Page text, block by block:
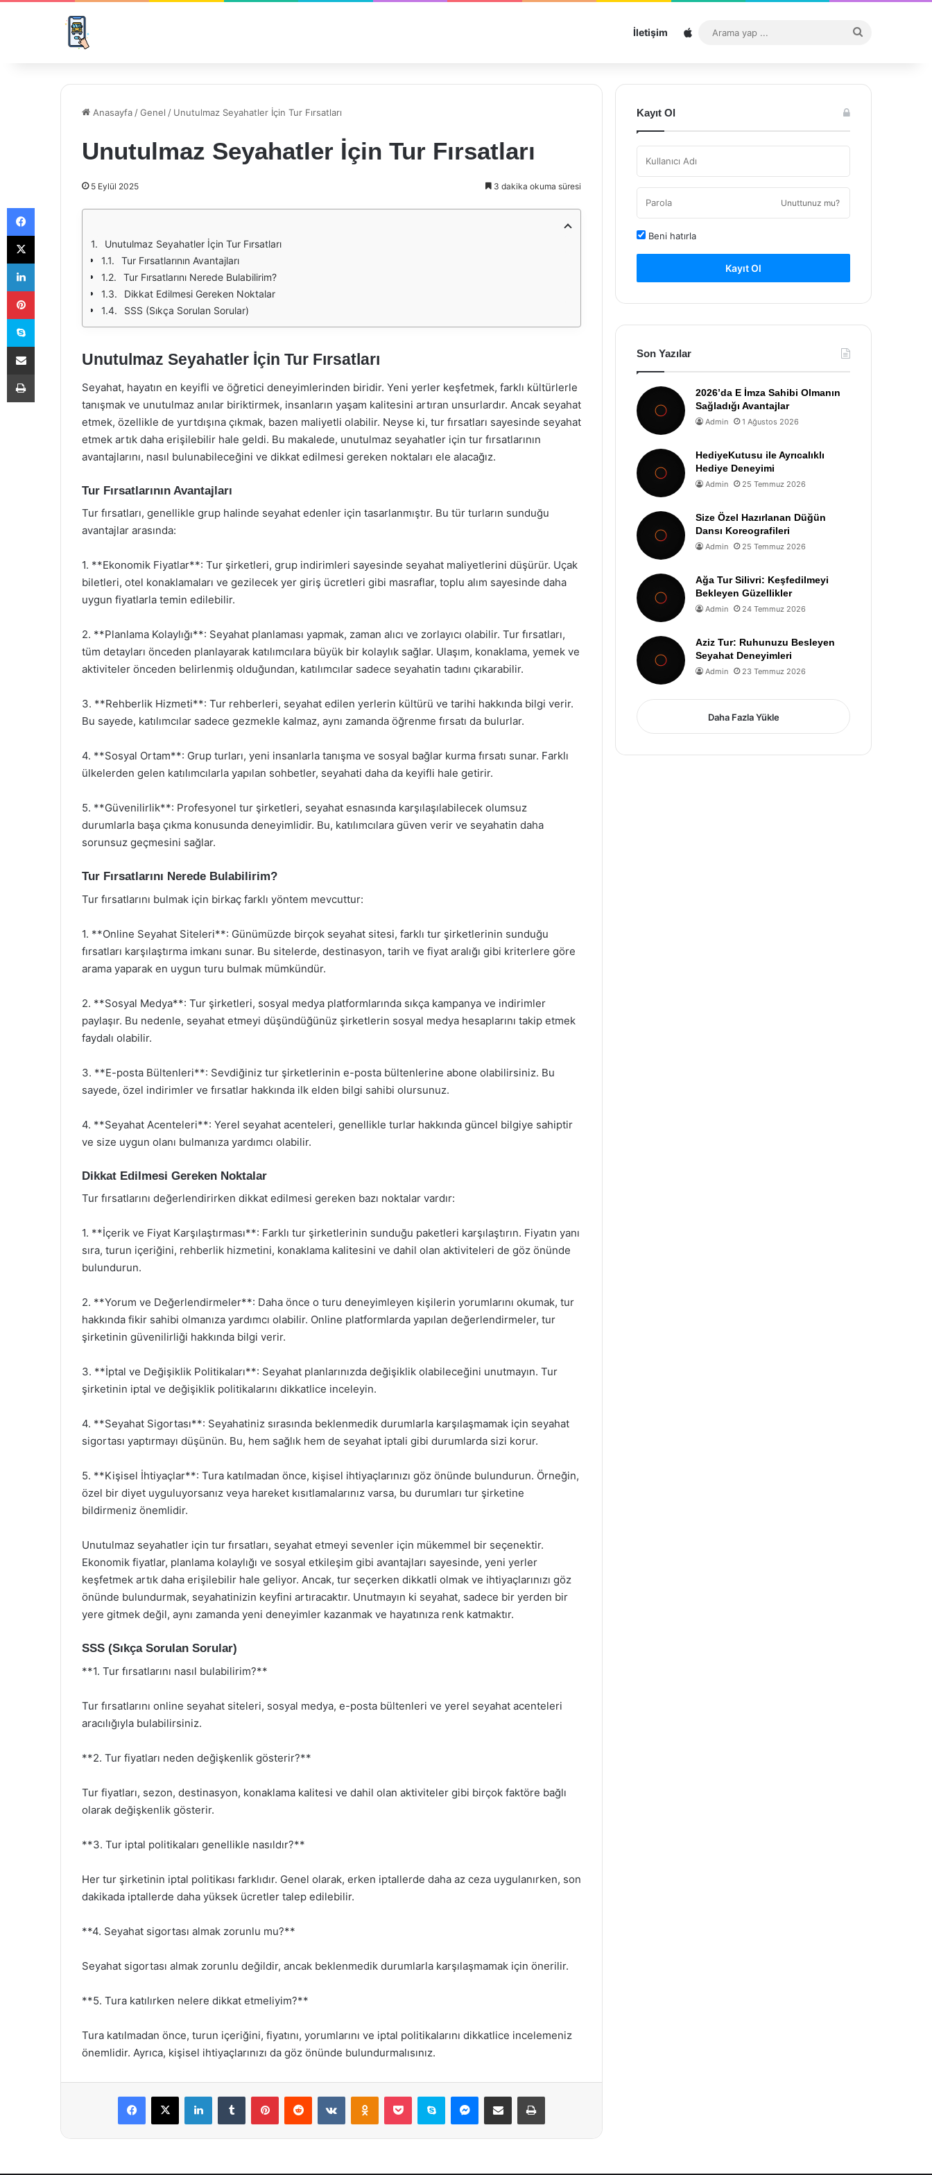
İletişim Sitemap
...
Anasayfa /Genel / Unutulmaz Seyahatler İçin Tur Fırsatları
Unutulmaz Seyahatler İçin Tur Fırsatları
5 Eylül 2025 3 dakika okuma süresi
Unutulmaz Seyahatler İçin Tur Fırsatları
Tur Fırsatlarının Avantajları
Tur Fırsatlarını Nerede Bulabilirim?
Dikkat Edilmesi Gereken Noktalar
SSS (Sıkça Sorulan Sorular)
Unutulmaz Seyahatler İçin Tur Fırsatları
Seyahat, hayatın en keyifli ve öğretici deneyimlerinden biridir. Yeni yerler keşfetmek, farklı kültürlerle
tanışmak ve unutulmaz anılar biriktirmek, insanların yaşam kalitesini artıran unsurlardır. Ancak seyahat
etmek, özellikle de yurtdışına çıkmak, bazen maliyetli olabilir. Neyse ki, tur fırsatları sayesinde seyahat
etmek artık daha erişilebilir hale geldi. Bu makalede, unutulmaz seyahatler için tur fırsatlarının
avantajlarını, nasıl bulunabileceğini ve dikkat edilmesi gereken noktaları ele alacağız.
Tur Fırsatlarının Avantajları
Tur fırsatları, genellikle grup halinde seyahat edenler için tasarlanmıştır. Bu tür turların sunduğu
avantajlar arasında:
1. **Ekonomik Fiyatlar**: Tur şirketleri, grup indirimleri sayesinde seyahat maliyetlerini düşürür. Uçak
biletleri, otel konaklamaları ve gezilecek yer giriş ücretleri gibi masraflar, toplu alım sayesinde daha
uygun fiyatlarla temin edilebilir.
2. **Planlama Kolaylığı**: Seyahat planlaması yapmak, zaman alıcı ve zorlayıcı olabilir. Tur fırsatları,
tüm detayları önceden planlayarak katılımcılara büyük bir kolaylık sağlar. Ulaşım, konaklama, yemek ve
aktiviteler önceden belirlenmiş olduğundan, katılımcılar sadece seyahatin tadını çıkarabilir.
3. **Rehberlik Hizmeti**: Tur rehberleri, seyahat edilen yerlerin kültürü ve tarihi hakkında bilgi verir.
Bu sayede, katılımcılar sadece gezmekle kalmaz, aynı zamanda öğrenme fırsatı da bulurlar.
4. **Sosyal Ortam**: Grup turları, yeni insanlarla tanışma ve sosyal bağlar kurma fırsatı sunar. Farklı
ülkelerden gelen katılımcılarla yapılan sohbetler, seyahati daha da keyifli hale getirir.
5. **Güvenilirlik**: Profesyonel tur şirketleri, seyahat esnasında karşılaşılabilecek olumsuz
durumlarla başa çıkma konusunda deneyimlidir. Bu, katılımcılara güven verir ve seyahatin daha
sorunsuz geçmesini sağlar.
Tur Fırsatlarını Nerede Bulabilirim?
Tur fırsatlarını bulmak için birkaç farklı yöntem mevcuttur:
1. **Online Seyahat Siteleri**: Günümüzde birçok seyahat sitesi, farklı tur şirketlerinin sunduğu
fırsatları karşılaştırma imkanı sunar. Bu sitelerde, destinasyon, tarih ve fiyat aralığı gibi kriterlere göre
arama yaparak en uygun turu bulmak mümkündür.
2. **Sosyal Medya**: Tur şirketleri, sosyal medya platformlarında sıkça kampanya ve indirimler
paylaşır. Bu nedenle, seyahat etmeyi düşündüğünüz şirketlerin sosyal medya hesaplarını takip etmek
faydalı olabilir.
3. **E-posta Bültenleri**: Sevdiğiniz tur şirketlerinin e-posta bültenlerine abone olabilirsiniz. Bu
sayede, özel indirimler ve fırsatlar hakkında ilk elden bilgi sahibi olursunuz.
4. **Seyahat Acenteleri**: Yerel seyahat acenteleri, genellikle turlar hakkında güncel bilgiye sahiptir
ve size uygun olanı bulmanıza yardımcı olabilir.
Dikkat Edilmesi Gereken Noktalar
Tur fırsatlarını değerlendirirken dikkat edilmesi gereken bazı noktalar vardır:
1. **İçerik ve Fiyat Karşılaştırması**: Farklı tur şirketlerinin sunduğu paketleri karşılaştırın. Fiyatın yanı
sıra, turun içeriğini, rehberlik hizmetini, konaklama kalitesini ve dahil olan aktiviteleri de göz önünde
bulundurun.
2. **Yorum ve Değerlendirmeler**: Daha önce o turu deneyimleyen kişilerin yorumlarını okumak, tur
hakkında fikir sahibi olmanıza yardımcı olabilir. Online platformlarda yapılan değerlendirmeler, tur
şirketinin güvenilirliği hakkında bilgi verir.
3. **İptal ve Değişiklik Politikaları**: Seyahat planlarınızda değişiklik olabileceğini unutmayın. Tur
şirketinin iptal ve değişiklik politikalarını dikkatlice inceleyin.
4. **Seyahat Sigortası**: Seyahatiniz sırasında beklenmedik durumlarla karşılaşmamak için seyahat
sigortası yaptırmayı düşünün. Bu, hem sağlık hem de seyahat iptali gibi durumlarda sizi korur.
5. **Kişisel İhtiyaçlar**: Tura katılmadan önce, kişisel ihtiyaçlarınızı göz önünde bulundurun. Örneğin,
özel bir diyet uyguluyorsanız veya hareket kısıtlamalarınız varsa, bu durumları tur şirketine
bildirmeniz önemlidir.
Unutulmaz seyahatler için tur fırsatları, seyahat etmeyi sevenler için mükemmel bir seçenektir.
Ekonomik fiyatlar, planlama kolaylığı ve sosyal etkileşim gibi avantajları sayesinde, yeni yerler
keşfetmek artık daha erişilebilir hale geliyor. Ancak, tur seçerken dikkatli olmak ve ihtiyaçlarınızı göz
önünde bulundurmak, seyahatinizin keyfini artıracaktır. Unutmayın ki seyahat, sadece bir yerden bir
yere gitmek değil, aynı zamanda yeni deneyimler kazanmak ve hayatınıza renk katmaktır.
SSS (Sıkça Sorulan Sorular)
**1. Tur fırsatlarını nasıl bulabilirim?**
Tur fırsatlarını online seyahat siteleri, sosyal medya, e-posta bültenleri ve yerel seyahat acenteleri
aracılığıyla bulabilirsiniz.
**2. Tur fiyatları neden değişkenlik gösterir?**
Tur fiyatları, sezon, destinasyon, konaklama kalitesi ve dahil olan aktiviteler gibi birçok faktöre bağlı
olarak değişkenlik gösterir.
**3. Tur iptal politikaları genellikle nasıldır?**
Her tur şirketinin iptal politikası farklıdır. Genel olarak, erken iptallerde daha az ceza uygulanırken, son
dakikada iptallerde daha yüksek ücretler talep edilebilir.
**4. Seyahat sigortası almak zorunlu mu?**
Seyahat sigortası almak zorunlu değildir, ancak beklenmedik durumlarla karşılaşmamak için önerilir.
**5. Tura katılırken nelere dikkat etmeliyim?**
Tura katılmadan önce, turun içeriğini, fiyatını, yorumlarını ve iptal politikalarını dikkatlice incelemeniz
önemlidir. Ayrıca, kişisel ihtiyaçlarınızı da göz önünde bulundurmalısınız.
Facebook
X LinkedInTumblr PinterestReddit VKontakteOdnoklassniki
Pocket Skype Messenger
E-Posta ile paylaş Yazdır
Kayıt Ol
Unuttunuz mu?
Beni hatırla
Kayıt Ol
Son Yazılar
2026’da E İmza Sahibi Olmanın
Sağladığı Avantajlar
Admin 1 Ağustos 2026
HediyeKutusu ile Ayrıcalıklı
Hediye Deneyimi
Admin 25 Temmuz 2026
Size Özel Hazırlanan Düğün
Dansı Koreografileri
Admin 25 Temmuz 2026
Ağa Tur Silivri: Keşfedilmeyi
Bekleyen Güzellikler
Admin 24 Temmuz 2026
Aziz Tur: Ruhunuzu Besleyen
Seyahat Deneyimleri
Admin 23 Temmuz 2026
Daha Fazla Yükle
Facebook
X
LinkedIn
Pinterest
Skype
E-Posta ile paylaş